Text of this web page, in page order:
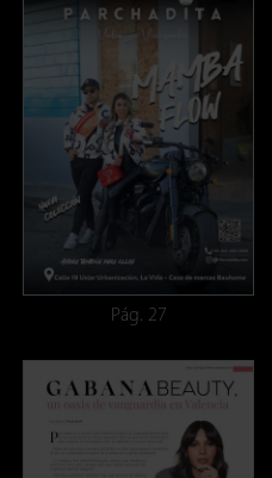
Pág. 27